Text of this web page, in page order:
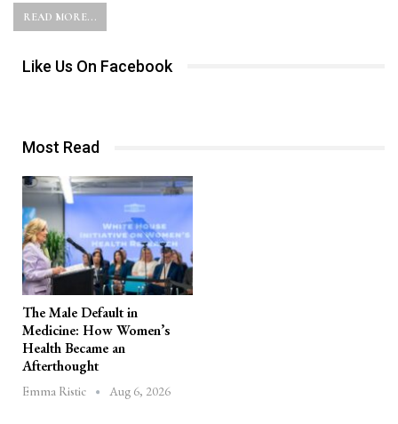
READ MORE...
Like Us On Facebook
Most Read
The Male Default in
Medicine: How Women’s
Health Became an
Afterthought
Emma Ristic Aug 6, 2026